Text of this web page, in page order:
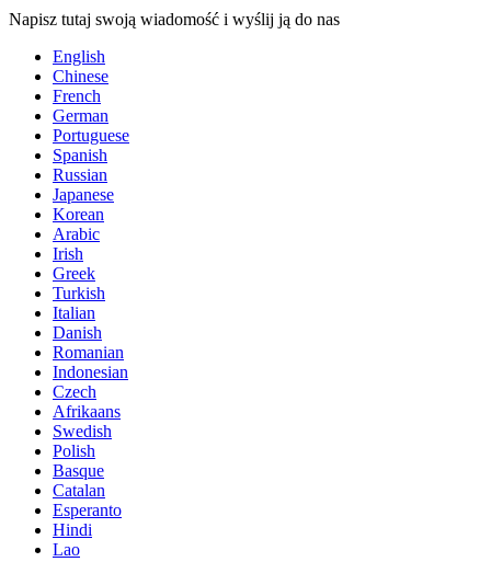
Napisz tutaj swoją wiadomość i wyślij ją do nas
English
Chinese
French
German
Portuguese
Spanish
Russian
Japanese
Korean
Arabic
Irish
Greek
Turkish
Italian
Danish
Romanian
Indonesian
Czech
Afrikaans
Swedish
Polish
Basque
Catalan
Esperanto
Hindi
Lao